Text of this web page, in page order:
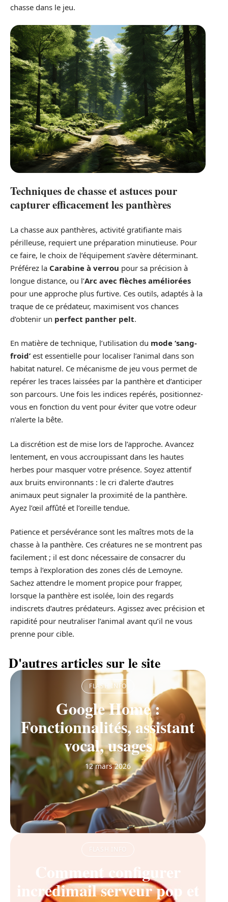
chasse dans le jeu.
Techniques de chasse et astuces pour
capturer efficacement les panthères
La chasse aux panthères, activité gratifiante mais
périlleuse, requiert une préparation minutieuse. Pour
ce faire, le choix de l’équipement s’avère déterminant.
Préférez la Carabine à verrou pour sa précision à
longue distance, ou l’Arc avec flèches améliorées
pour une approche plus furtive. Ces outils, adaptés à la
traque de ce prédateur, maximisent vos chances
d’obtenir un perfect panther pelt.
En matière de technique, l’utilisation du mode ‘sang-
froid’ est essentielle pour localiser l’animal dans son
habitat naturel. Ce mécanisme de jeu vous permet de
repérer les traces laissées par la panthère et d’anticiper
son parcours. Une fois les indices repérés, positionnez-
vous en fonction du vent pour éviter que votre odeur
n’alerte la bête.
La discrétion est de mise lors de l’approche. Avancez
lentement, en vous accroupissant dans les hautes
herbes pour masquer votre présence. Soyez attentif
aux bruits environnants : le cri d’alerte d’autres
animaux peut signaler la proximité de la panthère.
Ayez l’œil affûté et l’oreille tendue.
Patience et persévérance sont les maîtres mots de la
chasse à la panthère. Ces créatures ne se montrent pas
facilement ; il est donc nécessaire de consacrer du
temps à l’exploration des zones clés de Lemoyne.
Sachez attendre le moment propice pour frapper,
lorsque la panthère est isolée, loin des regards
indiscrets d’autres prédateurs. Agissez avec précision et
rapidité pour neutraliser l’animal avant qu’il ne vous
prenne pour cible.
D'autres articles sur le site
FLASH INFO
Google Home :
Fonctionnalités, assistant
vocal, usages
12 mars 2026
FLASH INFO
Comment configurer
incredimail serveur pop et